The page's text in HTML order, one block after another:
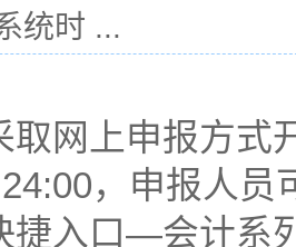
统时 ...
取网上申报方式
，申报人员
入口—会计系